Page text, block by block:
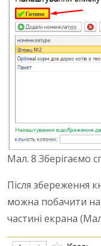
Мал. 8 Зберігаємо
Після збереження
можна побачити на
частині екрана